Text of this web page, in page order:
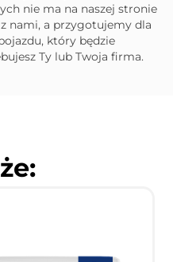
nie ma na naszej stronie
nami, a przygotujemy dla
który będzie
Ty lub Twoja firma.